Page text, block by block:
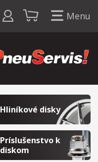
Menu
Hliníkové disky
Príslušenstvo k
diskom